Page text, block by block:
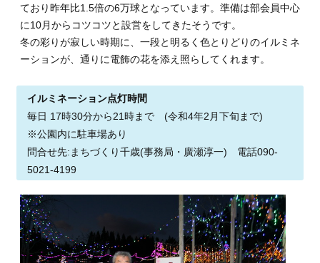
ており昨年比1.5倍の6万球となっています。準備は部会員中心
に10月からコツコツと設営をしてきたそうです。
冬の彩りが寂しい時期に、一段と明るく色とりどりのイルミネ
ーションが、通りに電飾の花を添え照らしてくれます。
イルミネーション点灯時間
毎日 17時30分から21時まで (令和4年2月下旬まで)
※公園内に駐車場あり
問合せ先:まちづくり千歳(事務局・廣瀬淳一) 電話090-
5021-4199